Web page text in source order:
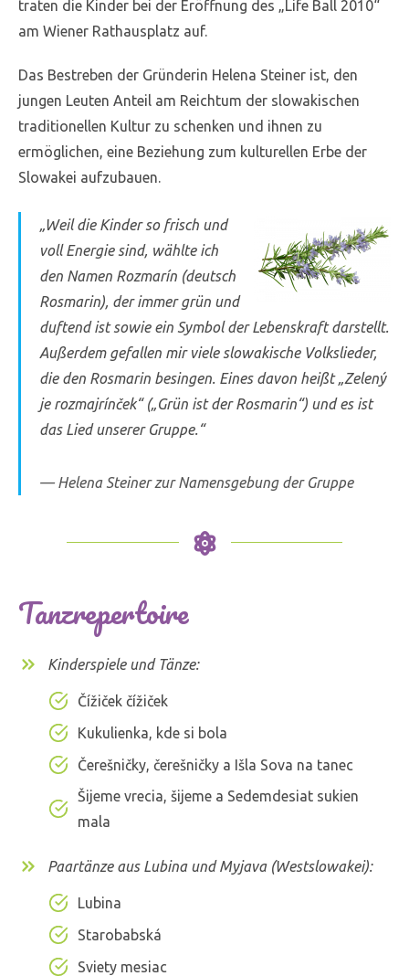
traten die Kinder bei der Eröffnung des „Life Ball 2010“
am Wiener Rathausplatz auf.
Das Bestreben der Gründerin Helena Steiner ist, den
jungen Leuten Anteil am Reichtum der slowakischen
traditionellen Kultur zu schenken und ihnen zu
ermöglichen, eine Beziehung zum kulturellen Erbe der
Slowakei aufzubauen.
„Weil die Kinder so frisch und
voll Energie sind, wählte ich
den Namen Rozmarín (deutsch
Rosmarin), der immer grün und
duftend ist sowie ein Symbol der Lebenskraft darstellt.
Außerdem gefallen mir viele slowakische Volkslieder,
die den Rosmarin besingen. Eines davon heißt „Zelený
je rozmajrínček“ („Grün ist der Rosmarin“) und es ist
das Lied unserer Gruppe.“
Helena Steiner zur Namensgebung der Gruppe
Tanzrepertoire
Kinderspiele und Tänze:
Čížiček čížiček
Kukulienka, kde si bola
Čerešničky, čerešničky a Išla Sova na tanec
Šijeme vrecia, šijeme a Sedemdesiat sukien
mala
Paartänze aus Lubina und Myjava (Westslowakei):
Lubina
Starobabská
Sviety mesiac